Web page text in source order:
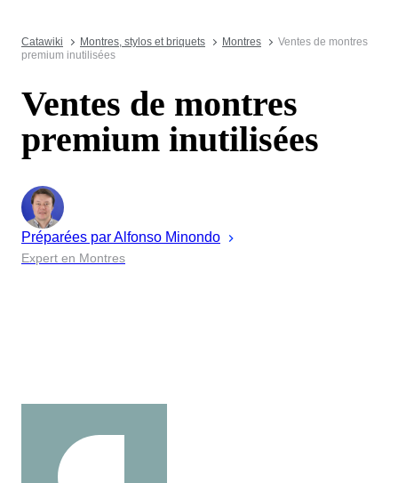
Catawiki Montres, stylos et briquets Montres
Ventes de montres
premium inutilisées
Ventes de montres
premium inutilisées
Préparées parAlfonso Minondo
Expert en Montres